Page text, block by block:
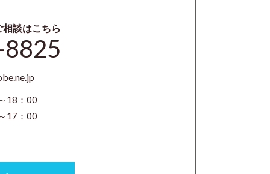
談はこちら
18：00
17：00